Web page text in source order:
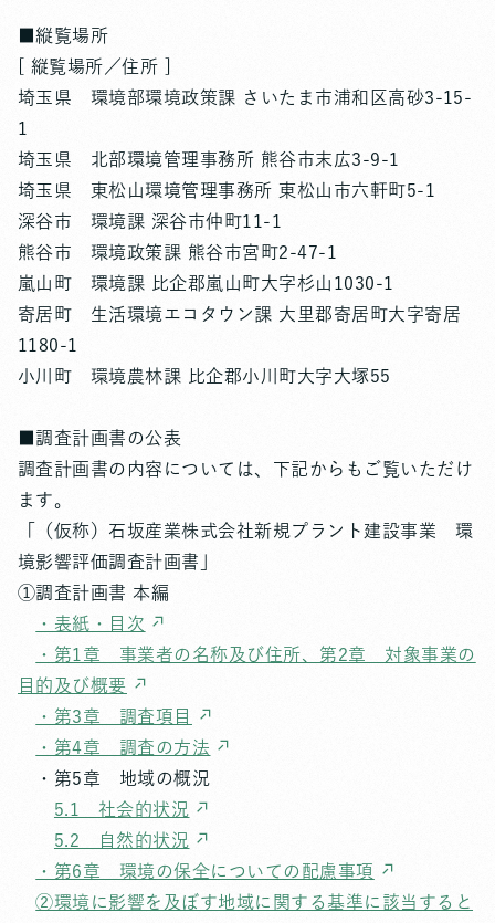
■縦覧場所
[ 縦覧場所／住所 ]
埼玉県 環境部環境政策課 さいたま市浦和区高砂3-15-
1
埼玉県 北部環境管理事務所 熊谷市末広3-9-1
埼玉県 東松山環境管理事務所 東松山市六軒町5-1
深谷市 環境課 深谷市仲町11-1
熊谷市 環境政策課 熊谷市宮町2-47-1
嵐山町 環境課 比企郡嵐山町大字杉山1030-1
寄居町 生活環境エコタウン課 大里郡寄居町大字寄居
1180-1
小川町 環境農林課 比企郡小川町大字大塚55
■調査計画書の公表
調査計画書の内容については、下記からもご覧いただけ
ます。
「（仮称）石坂産業株式会社新規プラント建設事業 環
境影響評価調査計画書」
①調査計画書 本編
・表紙・目次
・第1章 事業者の名称及び住所、第2章 対象事業の
目的及び概要
・第3章 調査項目
・第4章 調査の方法
・第5章 地域の概況
5.1 社会的状況
5.2 自然的状況
・第6章 環境の保全についての配慮事項
②環境に影響を及ぼす地域に関する基準に該当すると